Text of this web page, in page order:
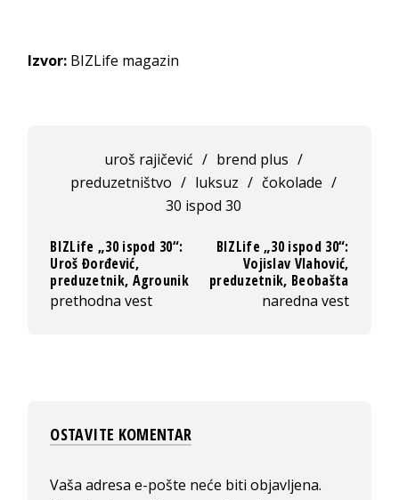
Izvor: BIZLife magazin
uroš rajičević / brend plus /
preduzetništvo / luksuz / čokolade /
30 ispod 30
BIZLife „30 ispod 30“:
Uroš Đorđević,
preduzetnik, Agrounik
prethodna vest
BIZLife „30 ispod 30“:
Vojislav Vlahović,
preduzetnik, Beobašta
naredna vest
OSTAVITE KOMENTAR
Vaša adresa e-pošte neće biti objavljena.